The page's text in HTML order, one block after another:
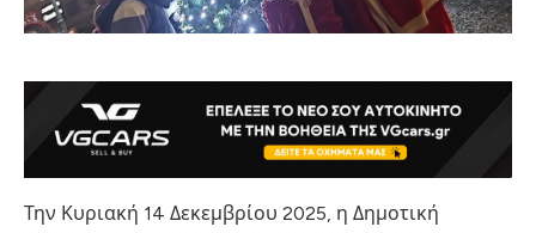
Την Κυριακή 14 Δεκεμβρίου 2025, η Δημοτική